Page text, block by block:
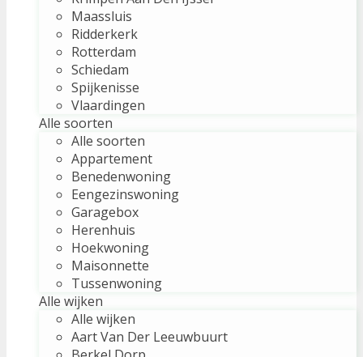
Maassluis
Ridderkerk
Rotterdam
Schiedam
Spijkenisse
Vlaardingen
Alle soorten
Alle soorten
Appartement
Benedenwoning
Eengezinswoning
Garagebox
Herenhuis
Hoekwoning
Maisonnette
Tussenwoning
Alle wijken
Alle wijken
Aart Van Der Leeuwbuurt